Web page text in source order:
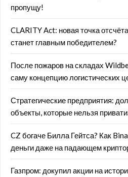
пропущу!
CLARITY Act: новая точка
станет главным победителем?
После пожаров на складах
саму концепцию логистических
Стратегические предприятия:
объекты, которые нельзя
CZ богаче Билла Гейтса? Как
деньги даже на падающем
Газпром: докупил акции на